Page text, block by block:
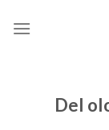
Del